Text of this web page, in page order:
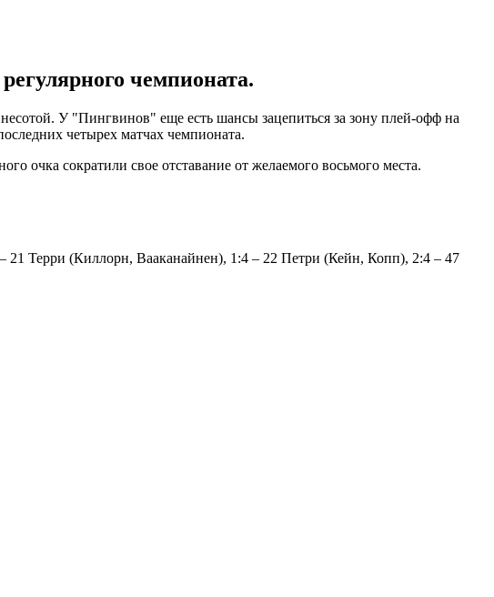
чемпионата.
У "Пингвинов" еще есть шансы зацепиться за зону плей-офф на
четырех матчах чемпионата.
очка сократили свое отставание от желаемого восьмого места.
Терри (Киллорн, Вааканайнен), 1:4 – 22 Петри (Кейн, Копп), 2:4 – 47